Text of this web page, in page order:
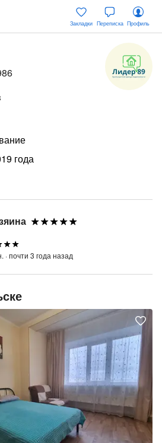
Закладки Переписка Профиль
года
·почти 3 года назад